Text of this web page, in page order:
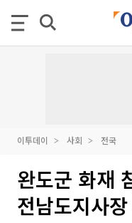
이투데이 사회 전국
완도군 화재
전남도지사